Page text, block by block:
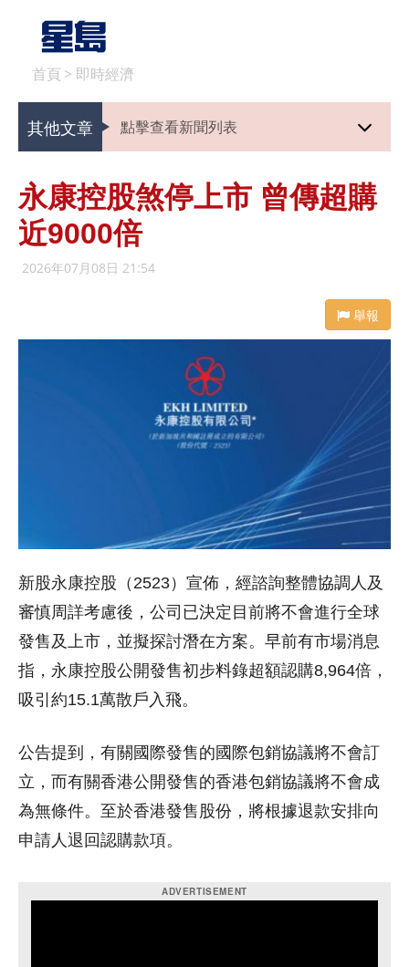
首頁 > 即時經濟
其他文章 點擊查看新聞列表
永康控股煞停上市 曾傳超購
近9000倍
2026年07月08日 21:54
舉報
新股永康控股（2523）宣佈，經諮詢整體協調人及
審慎周詳考慮後，公司已決定目前將不會進行全球
發售及上市，並擬探討潛在方案。早前有市場消息
指，永康控股公開發售初步料錄超額認購8,964倍，
吸引約15.1萬散戶入飛。
公告提到，有關國際發售的國際包銷協議將不會訂
立，而有關香港公開發售的香港包銷協議將不會成
為無條件。至於香港發售股份，將根據退款安排向
申請人退回認購款項。